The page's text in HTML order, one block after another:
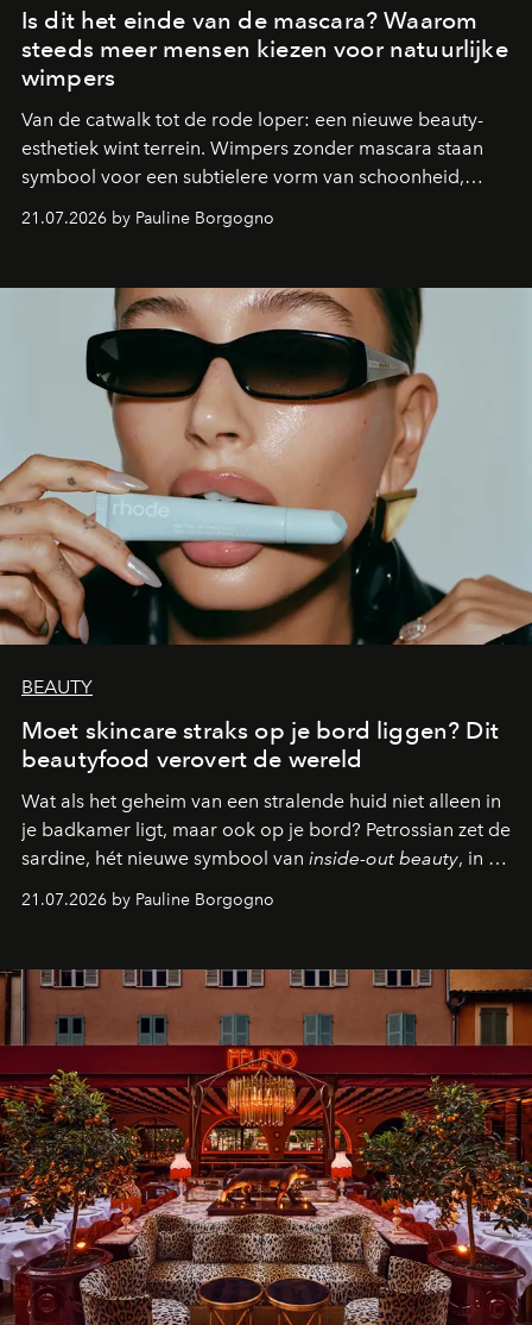
Is dit het einde van de mascara? Waarom
steeds meer mensen kiezen voor natuurlijke
wimpers
Van de catwalk tot de rode loper: een nieuwe beauty-
esthetiek wint terrein. Wimpers zonder mascara staan
symbool voor een subtielere vorm van schoonheid,
waarin zelfvertrouwen belangrijker is dan een overvloed
aan make-up.
21.07.2026 by Pauline Borgogno
BEAUTY
Moet skincare straks op je bord liggen? Dit
beautyfood verovert de wereld
Wat als het geheim van een stralende huid niet alleen in
je badkamer ligt, maar ook op je bord? Petrossian zet de
sardine, hét nieuwe symbool van inside-out beauty, in de
kijker met twee gastronomische creaties.
21.07.2026 by Pauline Borgogno